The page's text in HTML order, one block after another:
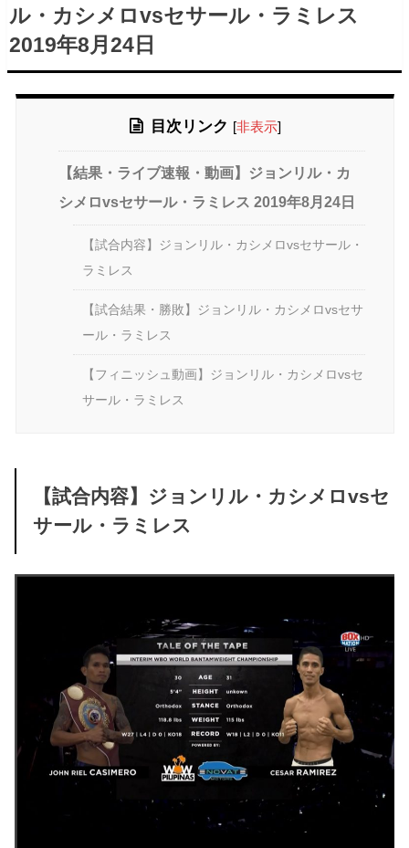
ル・カシメロvsセサール・ラミレス
2019年8月24日
目次リンク [非表示]
【結果・ライブ速報・動画】ジョンリル・カ
シメロvsセサール・ラミレス 2019年8月24日
【試合内容】ジョンリル・カシメロvsセサール・
ラミレス
【試合結果・勝敗】ジョンリル・カシメロvsセサ
ール・ラミレス
【フィニッシュ動画】ジョンリル・カシメロvsセ
サール・ラミレス
【試合内容】ジョンリル・カシメロvsセ
サール・ラミレス